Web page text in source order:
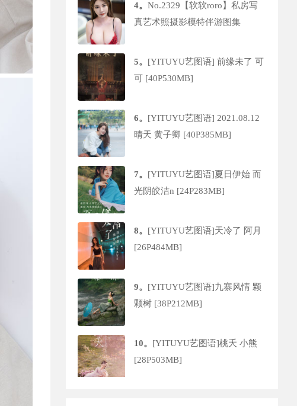
4。 No.2329【软软roro】私房写
真艺术照摄影模特伴游图集
5。 [YITUYU艺图语] 前缘未了 可
可 [40P530MB]
6。 [YITUYU艺图语] 2021.08.12
晴天 黄子卿 [40P385MB]
7。 [YITUYU艺图语]夏日伊始 而
光阴皎洁n [24P283MB]
8。 [YITUYU艺图语]天冷了 阿月
[26P484MB]
9。 [YITUYU艺图语]九寨风情 颗
颗树 [38P212MB]
10。 [YITUYU艺图语]桃夭 小熊
[28P503MB]